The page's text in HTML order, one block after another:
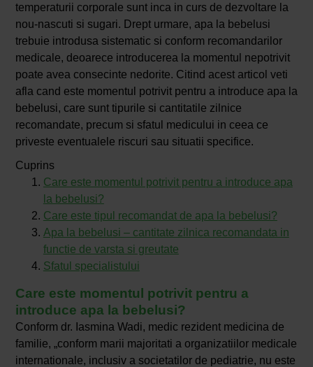
temperaturii corporale sunt inca in curs de dezvoltare la
nou-nascuti si sugari. Drept urmare, apa la bebelusi
trebuie introdusa sistematic si conform recomandarilor
medicale, deoarece introducerea la momentul nepotrivit
poate avea consecinte nedorite. Citind acest articol veti
afla cand este momentul potrivit pentru a introduce apa la
bebelusi, care sunt tipurile si cantitatile zilnice
recomandate, precum si sfatul medicului in ceea ce
priveste eventualele riscuri sau situatii specifice.
Cuprins
Care este momentul potrivit pentru a introduce apa
la bebelusi?
Care este tipul recomandat de apa la bebelusi?
Apa la bebelusi – cantitate zilnica recomandata in
functie de varsta si greutate
Sfatul specialistului
Care este momentul potrivit pentru a
introduce apa la bebelusi?
Conform dr. Iasmina Wadi, medic rezident medicina de
familie, „conform marii majoritati a organizatiilor medicale
internationale, inclusiv a societatilor de pediatrie, nu este